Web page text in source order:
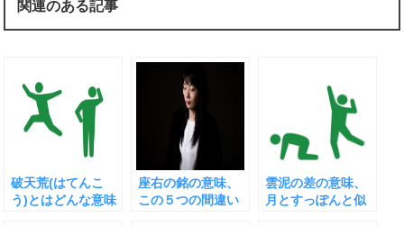
関連のある記事
破天荒(はてんこ
う)とはどんな意味
座右の銘の意味、
この５つの間違い
雲泥の差の意味、
月とすっぽんと似